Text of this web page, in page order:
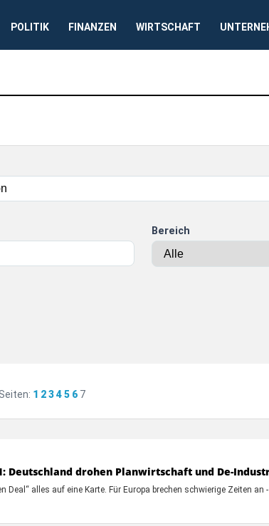
POLITIK FINANZEN WIRTSCHAFT
Bereich
1 2345 6 7
Deutschland drohen Planwirtschaft und De-
Deal“ alles auf eine Karte. Für Europa brechen schwierige Zeiten